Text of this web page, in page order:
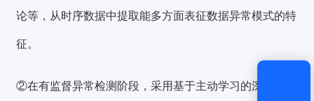
论等，从时序数据中提取能多方面表征数据异常模式的特
征。
②在有监督异常检测阶段，采用基于主动学习的深度贝叶